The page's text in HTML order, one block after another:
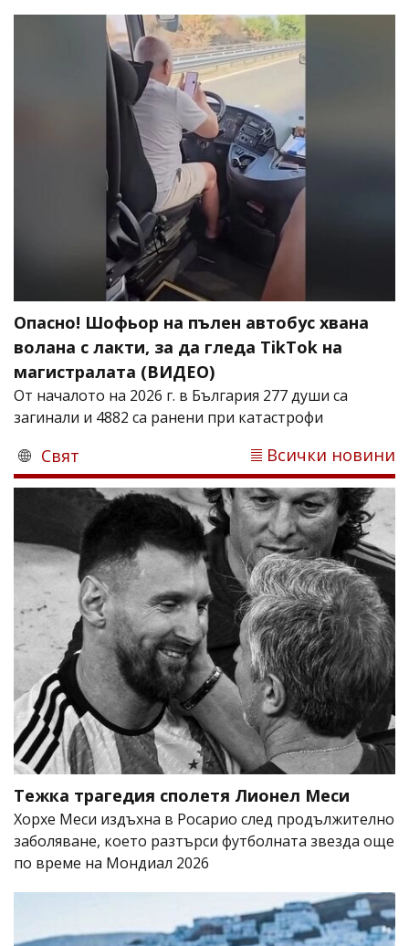
Опасно! Шофьор на пълен автобус хвана
волана с лакти, за да гледа TikTok на
магистралата (ВИДЕО)
От началото на 2026 г. в България 277 души са
загинали и 4882 са ранени при катастрофи
Свят Всички новини
Тежка трагедия сполетя Лионел Меси
Хорхе Меси издъхна в Росарио след продължително
заболяване, което разтърси футболната звезда още
по време на Мондиал 2026